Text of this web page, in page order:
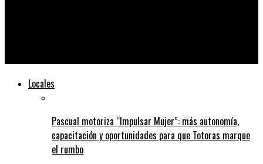
Locales
Pascual motoriza “Impulsar Mujer”: más autonomía,
capacitación y oportunidades para que Totoras marque
el rumbo